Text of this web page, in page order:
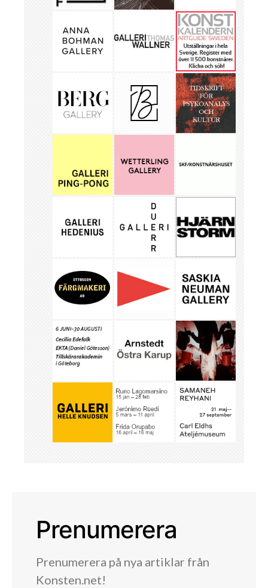
Prenumerera
Prenumerera på nya artiklar från
Konsten.net!